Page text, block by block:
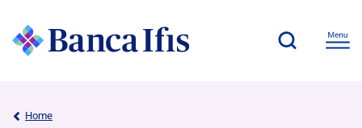
Home